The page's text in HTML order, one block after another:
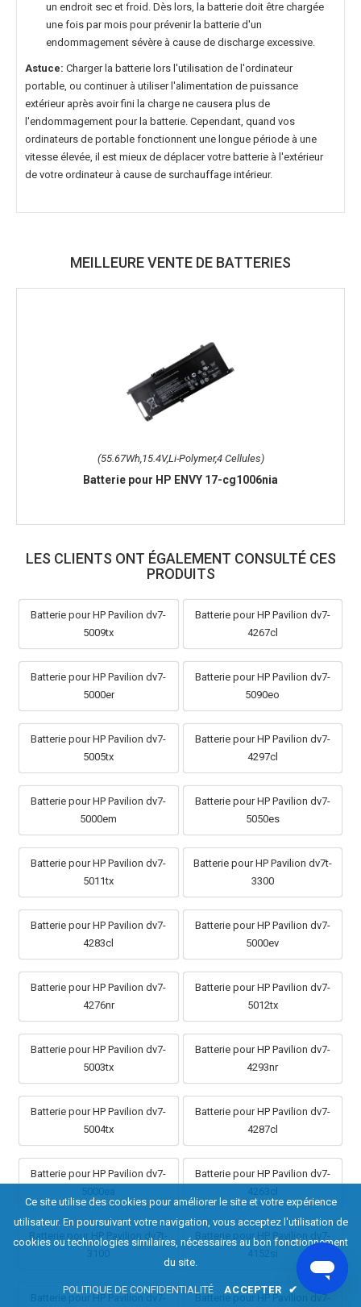
un endroit sec et froid. Dès lors, la batterie doit être chargée
une fois par mois pour prévenir la batterie d'un
endommagement sévère à cause de discharge excessive.
Astuce: Charger la batterie lors l'utilisation de l'ordinateur
portable, ou continuer à utiliser l'alimentation de puissance
extérieur après avoir fini la charge ne causera plus de
l'endommagement pour la batterie. Cependant, quand vos
ordinateurs de portable fonctionnent une longue période à une
vitesse élevée, il est mieux de déplacer votre batterie à l'extérieur
de votre ordinateur à cause de surchauffage intérieur.
MEILLEURE VENTE DE BATTERIES
(55.67Wh,15.4V,Li-Polymer,4 Cellules)
Batterie pour HP ENVY 17-cg1006nia
LES CLIENTS ONT ÉGALEMENT CONSULTÉ CES
PRODUITS
Batterie pour HP Pavilion dv7-
5009tx
Batterie pour HP Pavilion dv7-
4267cl
Batterie pour HP Pavilion dv7-
5000er
Batterie pour HP Pavilion dv7-
5090eo
Batterie pour HP Pavilion dv7-
5005tx
Batterie pour HP Pavilion dv7-
4297cl
Batterie pour HP Pavilion dv7-
5000em
Batterie pour HP Pavilion dv7-
5050es
Batterie pour HP Pavilion dv7-
5011tx
Batterie pour HP Pavilion dv7t-
3300
Batterie pour HP Pavilion dv7-
4283cl
Batterie pour HP Pavilion dv7-
5000ev
Batterie pour HP Pavilion dv7-
4276nr
Batterie pour HP Pavilion dv7-
5012tx
Batterie pour HP Pavilion dv7-
5003tx
Batterie pour HP Pavilion dv7-
4293nr
Batterie pour HP Pavilion dv7-
5004tx
Batterie pour HP Pavilion dv7-
4287cl
Batterie pour HP Pavilion dv7-
Batterie pour HP Pavilion dv7-
Batterie pour HP Pavilion dv7t-
Batterie pour HP Pavilion dv7-
Batterie pour HP Pavilion dv7- Batterie pour HP Pavilion dv7-
Ce site utilise des cookies pour améliorer le site et votre expérience
utilisateur. En poursuivant votre navigation, vous acceptez l'utilisation de
cookies ou technologies similaires, nécessaires au bon fonctionnement
du site.
POLITIQUE DE CONFIDENTIALITÉ ACCEPTER ✔